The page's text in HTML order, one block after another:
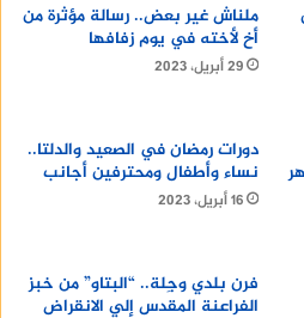
ملناش غير بعض.. رسالة مؤثرة من
أخ لأخته في يوم زفافها
29 أبريل، 2023
دورات رمضان في الصعيد والدلتا..
نساء وأطفال ومحترفين أجانب
16 أبريل، 2023
فرن بلدي وجِلة.. “البتاو” من خبز
الفراعنة المقدس إلي الانقراض